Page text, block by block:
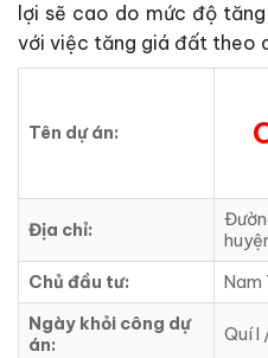
lợi sẽ cao do mức độ
với việc tăng giá đất theo
Tên dự án:
Địa chỉ:
Chủ đầu tư:
Nam
Ngày khỏi công dự
án:
Quí I